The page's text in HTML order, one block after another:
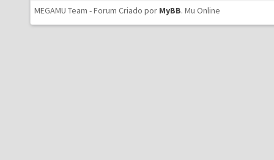
MEGAMU Team - Forum Criado por MyBB. Mu Online